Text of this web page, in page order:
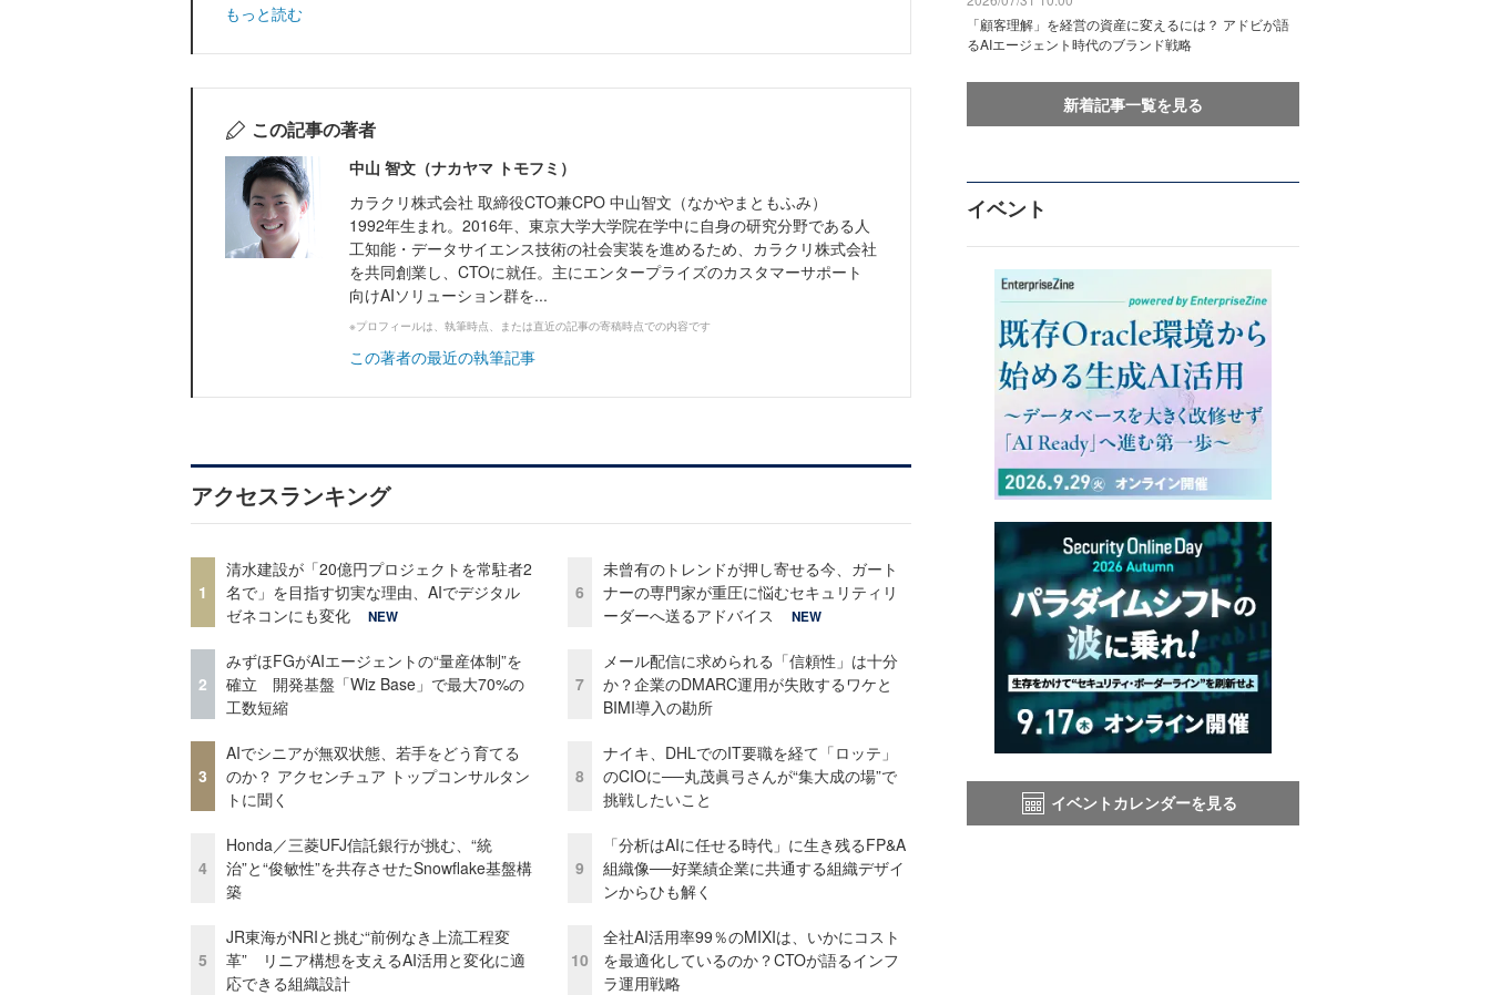
もっと読む
この記事の著者
中山 智文（ナカヤマ トモフミ）
カラクリ株式会社 取締役CTO兼CPO 中山智文（なかやまともふみ）
1992年生まれ。2016年、東京大学大学院在学中に自身の研究分野である人
工知能・データサイエンス技術の社会実装を進めるため、カラクリ株式会社
を共同創業し、CTOに就任。主にエンタープライズのカスタマーサポート
向けAIソリューション群を...
※プロフィールは、執筆時点、または直近の記事の寄稿時点での内容です
この著者の最近の執筆記事
アクセスランキング
1
清水建設が「20億円プロジェクトを常駐者2
名で」を目指す切実な理由、AIでデジタル
ゼネコンにも変化
NEW
2
みずほFGがAIエージェントの“量産体制”を
確立 開発基盤「Wiz Base」で最大70%の
工数短縮
3
AIでシニアが無双状態、若手をどう育てる
のか？ アクセンチュア トップコンサルタン
トに聞く
4
Honda／三菱UFJ信託銀行が挑む、“統
治”と“俊敏性”を共存させたSnowflake基盤構
築
5
JR東海がNRIと挑む“前例なき上流工程変
革” リニア構想を支えるAI活用と変化に適
応できる組織設計
6
未曾有のトレンドが押し寄せる今、ガート
ナーの専門家が重圧に悩むセキュリティリ
ーダーへ送るアドバイス
NEW
7
メール配信に求められる「信頼性」は十分
か？企業のDMARC運用が失敗するワケと
BIMI導入の勘所
8
ナイキ、DHLでのIT要職を経て「ロッテ」
のCIOに──丸茂眞弓さんが“集大成の場”で
挑戦したいこと
9
「分析はAIに任せる時代」に生き残るFP&A
組織像──好業績企業に共通する組織デザイ
ンからひも解く
10
全社AI活用率99％のMIXIは、いかにコスト
を最適化しているのか？CTOが語るインフ
ラ運用戦略
「顧客理解」を経営の資産に変えるには？ アドビが語
るAIエージェント時代のブランド戦略
新着記事一覧を見る
イベント
イベントカレンダーを見る